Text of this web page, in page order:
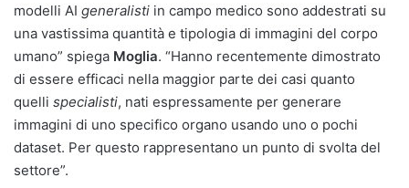
modelli AI generalisti in campo medico sono addestrati su
una vastissima quantità e tipologia di immagini del corpo
umano” spiega Moglia. “Hanno recentemente dimostrato
di essere efficaci nella maggior parte dei casi quanto
quelli specialisti, nati espressamente per generare
immagini di uno specifico organo usando uno o pochi
dataset. Per questo rappresentano un punto di svolta del
settore”.